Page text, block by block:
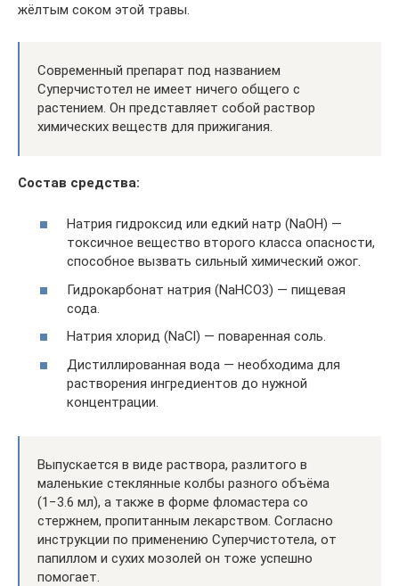
жёлтым соком этой травы.
Современный препарат под названием
Суперчистотел не имеет ничего общего с
растением. Он представляет собой раствор
химических веществ для прижигания.
Состав средства:
Натрия гидроксид или едкий натр (NaOH) —
токсичное вещество второго класса опасности,
способное вызвать сильный химический ожог.
Гидрокарбонат натрия (NaHCO3) — пищевая
сода.
Натрия хлорид (NaCl) — поваренная соль.
Дистиллированная вода — необходима для
растворения ингредиентов до нужной
концентрации.
Выпускается в виде раствора, разлитого в
маленькие стеклянные колбы разного объёма
(1−3.6 мл), а также в форме фломастера со
стержнем, пропитанным лекарством. Согласно
инструкции по применению Суперчистотела, от
папиллом и сухих мозолей он тоже успешно
помогает.